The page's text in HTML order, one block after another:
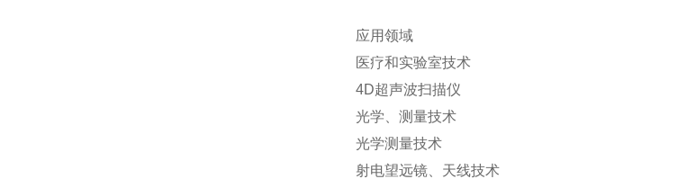
应用领域
医疗和实验室技术
4D超声波扫描仪
光学、测量技术
光学测量技术
射电望远镜、天线技术